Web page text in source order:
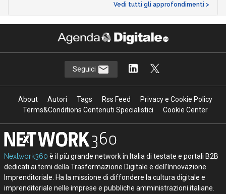
Vedi tutti gli approfondimenti >
Seguici
About Autori Tags Rss Feed
Privacy e Cookie Policy
Terms&Conditions Contenuti Specialistici
Cookie Center
Nextwork360 è il più grande network in Italia di testate e portali B2B
dedicati ai temi della Trasformazione Digitale e dell’Innovazione
Imprenditoriale. Ha la missione di diffondere la cultura digitale e
imprenditoriale nelle imprese e pubbliche amministrazioni italiane.